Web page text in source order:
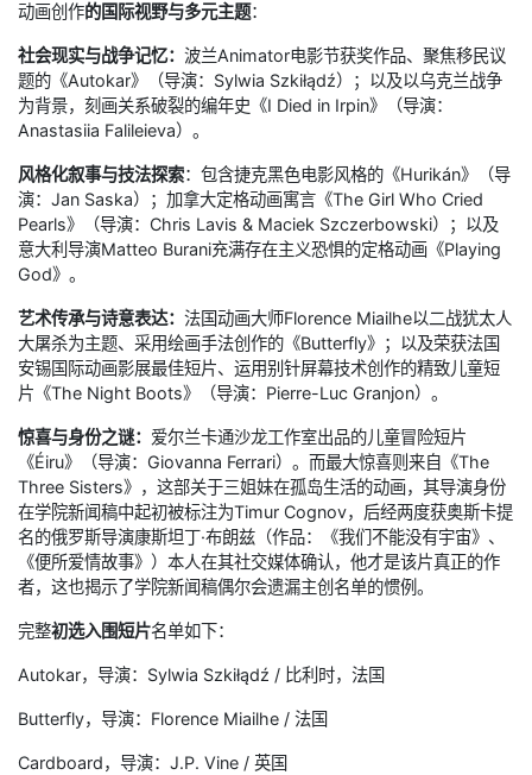
动画创作的国际视野与多元主题：
社会现实与战争记忆： 波兰Animator电影节获奖作品、聚焦移民议
题的《Autokar》（导演：Sylwia Szkiłądź）；以及以乌克兰战争
为背景，刻画关系破裂的编年史《I Died in Irpin》（导演：
Anastasiia Falileieva）。
风格化叙事与技法探索：包含捷克黑色电影风格的《Hurikán》（导
演：Jan Saska）；加拿大定格动画寓言《The Girl Who Cried
Pearls》（导演：Chris Lavis & Maciek Szczerbowski）；以及
意大利导演Matteo Burani充满存在主义恐惧的定格动画《Playing
God》。
艺术传承与诗意表达： 法国动画大师Florence Miailhe以二战犹太人
大屠杀为主题、采用绘画手法创作的《Butterfly》；以及荣获法国
安锡国际动画影展最佳短片、运用别针屏幕技术创作的精致儿童短
片《The Night Boots》（导演：Pierre-Luc Granjon）。
惊喜与身份之谜： 爱尔兰卡通沙龙工作室出品的儿童冒险短片
《Éiru》（导演：Giovanna Ferrari）。而最大惊喜则来自《The
Three Sisters》，这部关于三姐妹在孤岛生活的动画，其导演身份
在学院新闻稿中起初被标注为Timur Cognov，后经两度获奥斯卡提
名的俄罗斯导演康斯坦丁·布朗兹（作品：《我们不能没有宇宙》、
《便所爱情故事》）本人在其社交媒体确认，他才是该片真正的作
者，这也揭示了学院新闻稿偶尔会遗漏主创名单的惯例。
完整初选入围短片名单如下：
Autokar，导演：Sylwia Szkiłądź / 比利时，法国
Butterfly，导演：Florence Miailhe / 法国
Cardboard，导演：J.P. Vine / 英国